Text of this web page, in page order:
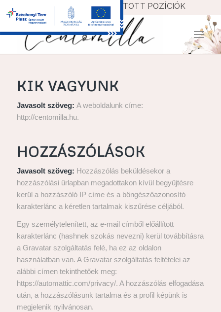
JELENTKEZÉS NYITOTT POZÍCIÓK
KIK VAGYUNK
Javasolt szöveg: A weboldalunk címe:
http://centomilla.hu.
HOZZÁSZÓLÁSOK
Javasolt szöveg: Hozzászólás beküldésekor a
hozzászólási űrlapban megadottakon kívül begyűjtésre
kerül a hozzászóló IP címe és a böngészőazonosító
karakterlánc a kéretlen tartalmak kiszűrése céljából.
Egy személytelenített, az e-mail címből előállított
karakterlánc (hashnek szokás nevezni) kerül továbbításra
a Gravatar szolgáltatás felé, ha ez az oldalon
használatban van. A Gravatar szolgáltatás feltételei az
alábbi címen tekinthetőek meg:
https://automattic.com/privacy/. A hozzászólás elfogadása
után, a hozzászólásunk tartalma és a profil képünk is
megjelenik nyilvánosan.